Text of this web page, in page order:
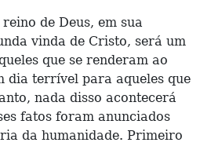
de Deus, em sua
vinda de Cristo, será um
que se renderam ao
dia terrível para aqueles que
nada disso acontecerá
fatos foram anunciados
da humanidade. Primeiro